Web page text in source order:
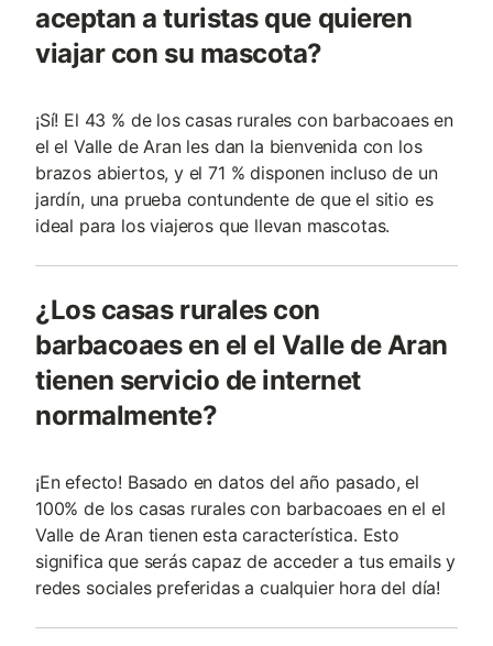
aceptan a turistas que quieren
viajar con su mascota?
¡Sí! El 43 % de los casas rurales con barbacoaes en
el el Valle de Aran les dan la bienvenida con los
brazos abiertos, y el 71 % disponen incluso de un
jardín, una prueba contundente de que el sitio es
ideal para los viajeros que llevan mascotas.
¿Los casas rurales con
barbacoaes en el el Valle de Aran
tienen servicio de internet
normalmente?
¡En efecto! Basado en datos del año pasado, el
100% de los casas rurales con barbacoaes en el el
Valle de Aran tienen esta característica. Esto
significa que serás capaz de acceder a tus emails y
redes sociales preferidas a cualquier hora del día!